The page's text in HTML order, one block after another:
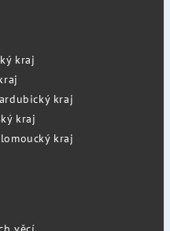
kraj
kraj
kraj
kraj